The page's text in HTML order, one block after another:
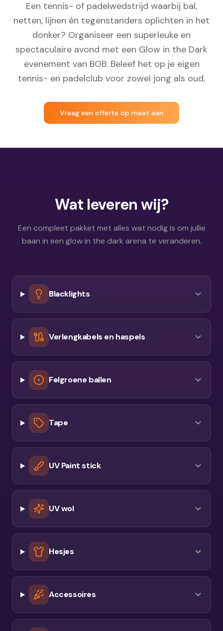
Een tennis- of padelwedstrijd waarbij bal,
netten, lijnen én tegenstanders oplichten in het
donker? Organiseer een superleuke en
spectaculaire avond met een Glow in the Dark
evenement van BOB. Beleef het op je eigen
tennis- en padelclub voor zowel jong als oud.
Vraag een offerte op maat aan
Wat leveren wij?
Een compleet pakket met alles wat nodig is om jullie
baan in een glow in the dark arena te veranderen.
Blacklights
Verlengkabels en haspels
Felgroene ballen
Tape
UV Paint stick
UV wol
Hesjes
Accessoires